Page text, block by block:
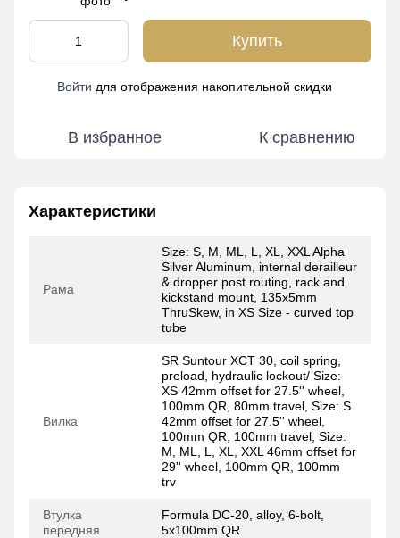
Купить
Войти для отображения накопительной скидки
В избранное К сравнению
Характеристики
Рама
Size: S, M, ML, L, XL, XXL Alpha
Silver Aluminum, internal derailleur
& dropper post routing, rack and
kickstand mount, 135x5mm
ThruSkew, in XS Size - curved top
tube
Вилка
SR Suntour XCT 30, coil spring,
preload, hydraulic lockout/ Size:
XS 42mm offset for 27.5'' wheel,
100mm QR, 80mm travel, Size: S
42mm offset for 27.5'' wheel,
100mm QR, 100mm travel, Size:
M, ML, L, XL, XXL 46mm offset for
29'' wheel, 100mm QR, 100mm
trv
Втулка
передняя
Formula DC-20, alloy, 6-bolt,
5x100mm QR